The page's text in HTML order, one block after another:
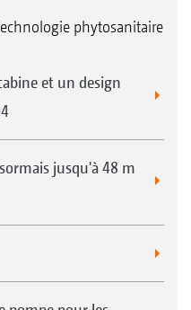
phytosanitaire
et un design
jusqu'à 48 m